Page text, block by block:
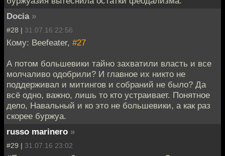
Docia »
#28 | 31.07.16 22:56
Кому: Beefeater, #27
А потом большевики тайно захватили власть и все
молчаливо одобрили? И главное их никто не
поддерживал и митингов и собраний не было? Да
всё одно, важно, лишь то кто устраивает. Понятное
дело, Навальный и ко это не большевики, а как раз
скорее буржуа.
russo marinero »
#29 | 31.07.16 23:02